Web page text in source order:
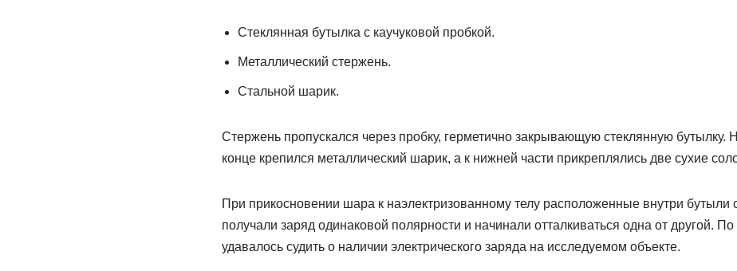
Стеклянная бутылка с каучуковой пробкой.
Металлический стержень.
Стальной шарик.
Стержень пропускался через пробку, герметично закрывающую стеклянную бутылку.
конце крепился металлический шарик, а к нижней части прикреплялись две сухие
При прикосновении шара к наэлектризованному телу расположенные внутри бутыли
получали заряд одинаковой полярности и начинали отталкиваться одна от другой.
удавалось судить о наличии электрического заряда на исследуемом объекте.